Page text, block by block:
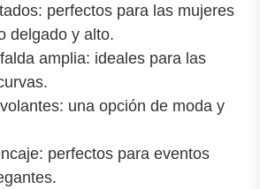
perfectos para las mujeres
delgado y alto.
amplia: ideales para las
una opción de moda y
perfectos para eventos